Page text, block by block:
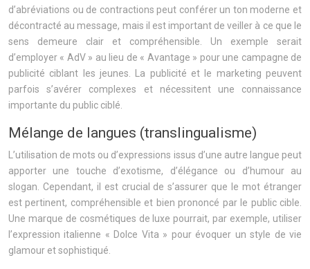
d’abréviations ou de contractions peut conférer un ton moderne et
décontracté au message, mais il est important de veiller à ce que le
sens demeure clair et compréhensible. Un exemple serait
d’employer « AdV » au lieu de « Avantage » pour une campagne de
publicité ciblant les jeunes. La publicité et le marketing peuvent
parfois s’avérer complexes et nécessitent une connaissance
importante du public ciblé.
Mélange de langues (translingualisme)
L’utilisation de mots ou d’expressions issus d’une autre langue peut
apporter une touche d’exotisme, d’élégance ou d’humour au
slogan. Cependant, il est crucial de s’assurer que le mot étranger
est pertinent, compréhensible et bien prononcé par le public cible.
Une marque de cosmétiques de luxe pourrait, par exemple, utiliser
l’expression italienne « Dolce Vita » pour évoquer un style de vie
glamour et sophistiqué.